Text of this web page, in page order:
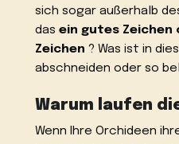
sich sogar außerhalb
dasein gutes Zeichen
Zeichen ? Was ist in
abschneiden oder so
Warum laufen
Wenn Ihre Orchideen